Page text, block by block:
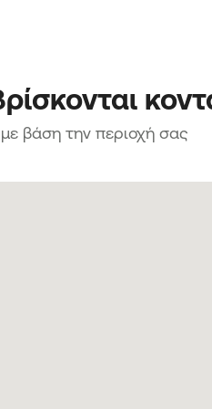
βάση την περιοχή σας